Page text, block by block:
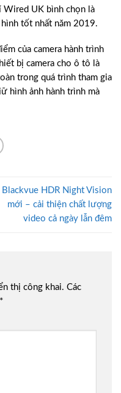
Wired UK bình chọn là
tốt nhất năm 2019.
của camera hành trình
bị camera cho ô tô là
trong quá trình tham gia
hình ảnh hành trình mà
Blackvue HDR Night Vision
mới – cải thiện chất lượng
video cả ngày lẫn đêm
thị công khai. Các
*